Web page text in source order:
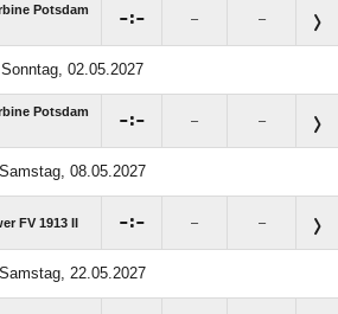
Potsdam
: – –
Sonntag, 02.05.2027
Potsdam
: – –
Samstag, 08.05.2027
FV 1913 II : – –
Samstag, 22.05.2027